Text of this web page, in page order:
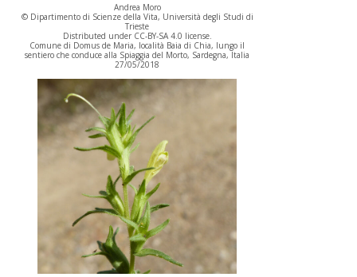
Andrea Moro
© Dipartimento di Scienze della Vita, Università degli Studi di
Trieste
Distributed under CC-BY-SA 4.0 license.
Comune di Domus de Maria, località Baia di Chia, lungo il
sentiero che conduce alla Spiaggia del Morto, Sardegna, Italia
27/05/2018